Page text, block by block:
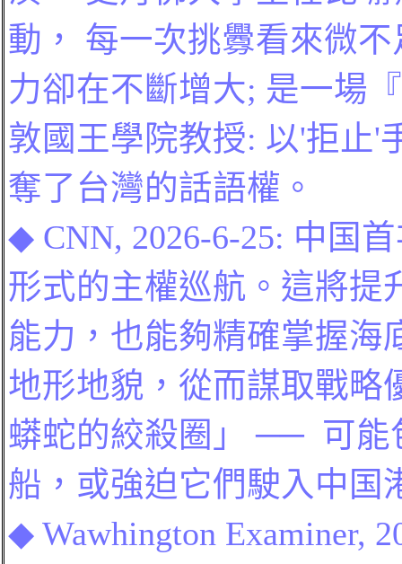
動， 每一次挑釁看來微
力卻在不斷增大; 是一場
敦國王學院教授: 以'拒止'
奪了台灣的話語權。
◆ CNN, 2026-6-25: 中 国
形式的主權巡航。這將提
能力，也能夠精確掌握海
地形地貌，從而謀取戰略
蟒蛇的絞殺圈」
── 可能
船，或強迫它們駛入中 国
◆ Wawhington Examiner,